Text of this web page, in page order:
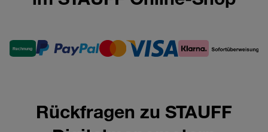
Rückfragen zu STAUFF